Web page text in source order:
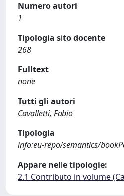
Numero autori
1
Tipologia sito docente
268
Fulltext
none
Tutti gli autori
Cavalletti, Fabio
Tipologia
info:eu-repo/semantics/
Appare nelle tipologie:
2.1 Contributo in volume